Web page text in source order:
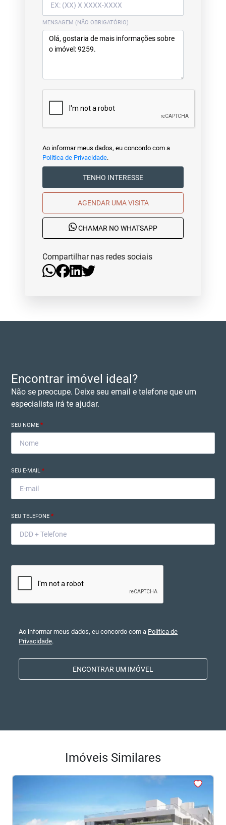
MENSAGEM (NÃO OBRIGATÓRIO)
Ao informar meus dados, eu concordo com a
Política de Privacidade.
TENHO INTERESSE
AGENDAR UMA VISITA
CHAMAR NO WHATSAPP
Compartilhar nas redes sociais
Encontrar imóvel ideal?
Não se preocupe. Deixe seu email e telefone que um
especialista irá te ajudar.
SEU NOME*
SEU E-MAIL*
SEU TELEFONE*
Ao informar meus dados, eu concordo com a Política de
Privacidade.
ENCONTRAR UM IMÓVEL
Imóveis Similares